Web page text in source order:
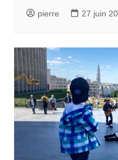
pierre 27 juin